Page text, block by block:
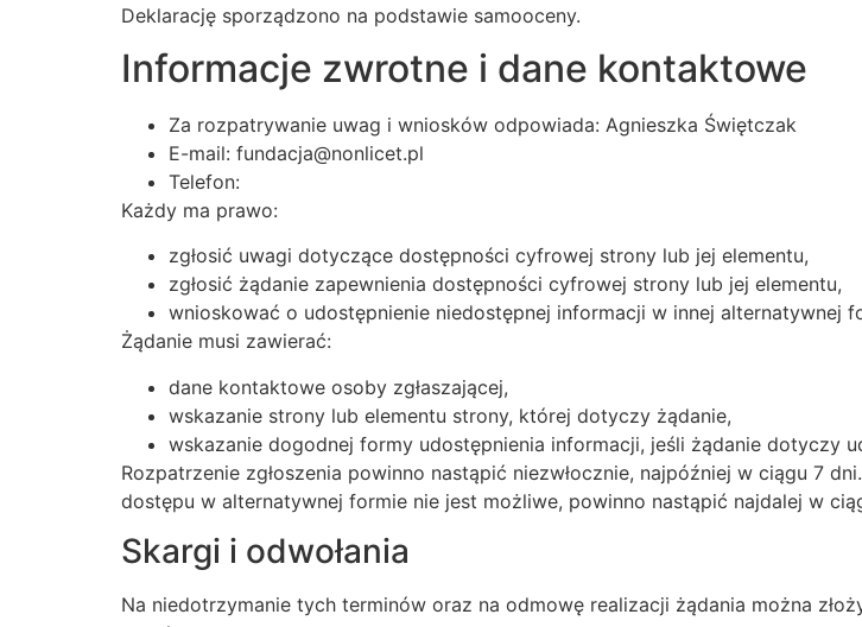
Deklarację sporządzono na podstawie samooceny.
Informacje zwrotne i dane kontaktowe
Za rozpatrywanie uwag i wniosków odpowiada: Agnieszka Świętczak
E-mail: fundacja@nonlicet.pl
Telefon:
Każdy ma prawo:
zgłosić uwagi dotyczące dostępności cyfrowej strony lub jej elementu,
zgłosić żądanie zapewnienia dostępności cyfrowej strony lub jej elementu,
wnioskować o udostępnienie niedostępnej informacji w innej alternatywnej
Żądanie musi zawierać:
dane kontaktowe osoby zgłaszającej,
wskazanie strony lub elementu strony, której dotyczy żądanie,
wskazanie dogodnej formy udostępnienia informacji, jeśli żądanie dotyczy
Rozpatrzenie zgłoszenia powinno nastąpić niezwłocznie, najpóźniej w ciągu 7
dostępu w alternatywnej formie nie jest możliwe, powinno nastąpić najdalej w
Skargi i odwołania
Na niedotrzymanie tych terminów oraz na odmowę realizacji żądania można